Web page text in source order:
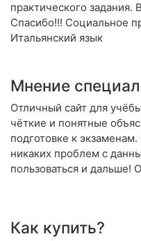
практического задания.
Спасибо!!! Социальное
Итальянский язык
Мнение
Отличный сайт для
чёткие и понятные
подготовке к
никаких проблем с
пользоваться и дальше!
Как купить?